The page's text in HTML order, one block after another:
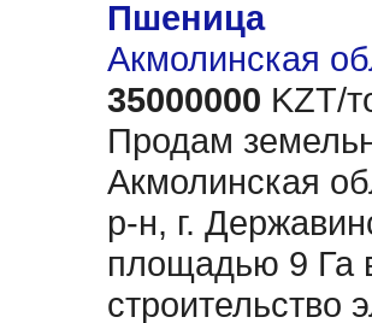
Пшеница
Акмолинская
35000000 KZT/
Продам
Акмолинская
р-н, г.
площадью 9 Га
строительство